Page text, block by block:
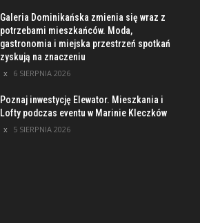
Galeria Dominikańska zmienia się wraz z
potrzebami mieszkańców. Moda,
gastronomia i miejska przestrzeń spotkań
zyskują na znaczeniu
6 SIERPNIA 2026
Poznaj inwestycję Elewator. Mieszkania i
Lofty podczas eventu w Marinie Kleczków
5 SIERPNIA 2026